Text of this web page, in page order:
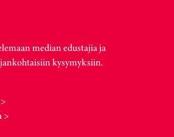
median edustajia ja
kysymyksiin.
>